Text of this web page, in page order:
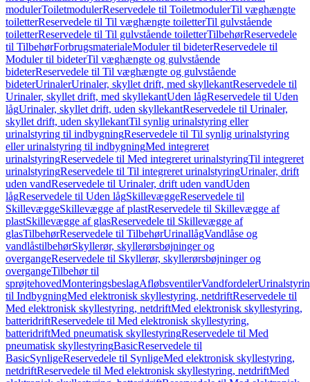
modulerToiletmodulerReservedele til ToiletmodulerTil væghængte
toiletterReservedele til Til væghængte toiletterTil gulvstående
toiletterReservedele til Til gulvstående toiletterTilbehørReservedele
til TilbehørForbrugsmaterialeModuler til bideterReservedele til
Moduler til bideterTil væghængte og gulvstående
bideterReservedele til Til væghængte og gulvstående
bideterUrinalerUrinaler, skyllet drift, med skyllekantReservedele til
Urinaler, skyllet drift, med skyllekantUden lågReservedele til Uden
lågUrinaler, skyllet drift, uden skyllekantReservedele til Urinaler,
skyllet drift, uden skyllekantTil synlig urinalstyring eller
urinalstyring til indbygningReservedele til Til synlig urinalstyring
eller urinalstyring til indbygningMed integreret
urinalstyringReservedele til Med integreret urinalstyringTil integreret
urinalstyringReservedele til Til integreret urinalstyringUrinaler, drift
uden vandReservedele til Urinaler, drift uden vandUden
lågReservedele til Uden lågSkillevæggeReservedele til
SkillevæggeSkillevægge af plastReservedele til Skillevægge af
plastSkillevægge af glasReservedele til Skillevægge af
glasTilbehørReservedele til TilbehørUrinallågVandlåse og
vandlåstilbehørSkyllerør, skyllerørsbøjninger og
overgangeReservedele til Skyllerør, skyllerørsbøjninger og
overgangeTilbehør til
sprøjtehovedMonteringsbeslagAfløbsventilerVandfordeler
til IndbygningMed elektronisk skyllestyring, netdriftReservedele til
Med elektronisk skyllestyring, netdriftMed elektronisk skyllestyring,
batteridriftReservedele til Med elektronisk skyllestyring,
batteridriftMed pneumatisk skyllestyringReservedele til Med
pneumatisk skyllestyringBasicReservedele til
BasicSynligeReservedele til SynligeMed elektronisk skyllestyring,
netdriftReservedele til Med elektronisk skyllestyring, netdriftMed